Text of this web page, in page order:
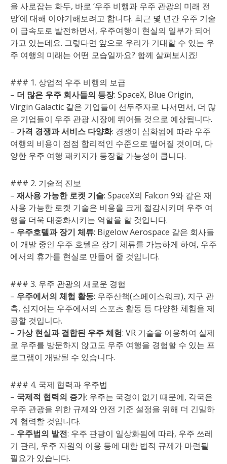
을 사로잡는 화두, 바로 ‘우주 비행과 우주 관광의 미래 전
망’에 대해 이야기해보려고 합니다. 최근 몇 년간 우주 기술
이 급속도로 발전하면서, 우주여행이 현실의 일부가 되어
가고 있는데요. 그렇다면 앞으로 우리가 기대할 수 있는 우
주 여행의 미래는 어떤 모습일까요? 함께 살펴보시죠!
### 1. 상업적 우주 비행의 보급
– 더 많은 우주 회사들의 등장: SpaceX, Blue Origin,
Virgin Galactic 같은 기업들이 선두주자로 나서면서, 더 많
은 기업들이 우주 관광 시장에 뛰어들 것으로 예상됩니다.
– 가격 경쟁과 서비스 다양화: 경쟁이 심화됨에 따라 우주
여행의 비용이 점점 합리적인 수준으로 떨어질 것이며, 다
양한 우주 여행 패키지가 등장할 가능성이 큽니다.
### 2. 기술적 진보
– 재사용 가능한 로켓 기술: SpaceX의 Falcon 9와 같은 재
사용 가능한 로켓 기술은 비용을 크게 절감시키며 우주 여
행을 더욱 대중화시키는 역할을 할 것입니다.
– 우주호텔과 장기 체류: Bigelow Aerospace 같은 회사들
이 개발 중인 우주 호텔은 장기 체류를 가능하게 하여, 우주
에서의 휴가를 현실로 만들어 줄 것입니다.
### 3. 우주 관광의 새로운 경험
– 우주에서의 체험 활동: 우주산책(스페이스워크), 지구 관
측, 심지어는 우주에서의 스포츠 활동 등 다양한 체험을 제
공할 것입니다.
– 가상 현실과 결합된 우주 체험: VR 기술을 이용하여 실제
로 우주를 방문하지 않고도 우주 여행을 경험할 수 있는 프
로그램이 개발될 수 있습니다.
### 4. 국제 협력과 우주법
– 국제적 협력의 증가: 우주는 국경이 없기 때문에, 각국은
우주 관광을 위한 규제와 안전 기준 설정을 위해 더 긴밀하
게 협력할 것입니다.
– 우주법의 발전: 우주 관광이 일상화됨에 따라, 우주 쓰레
기 관리, 우주 자원의 이용 등에 대한 법적 규제가 마련될
필요가 있습니다.